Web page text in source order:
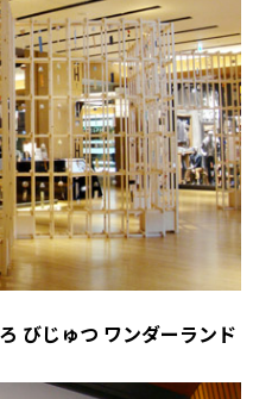
ろ びじゅつ ワンダーランド